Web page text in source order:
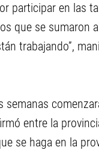
participar en las
que se sumaron
trabajando”,
entre la
se haga en la